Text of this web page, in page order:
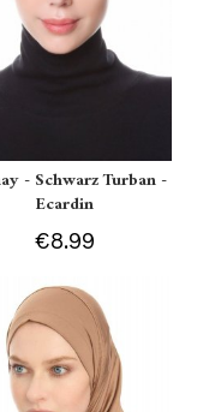
- Schwarz Turban -
Ecardin
€8.99